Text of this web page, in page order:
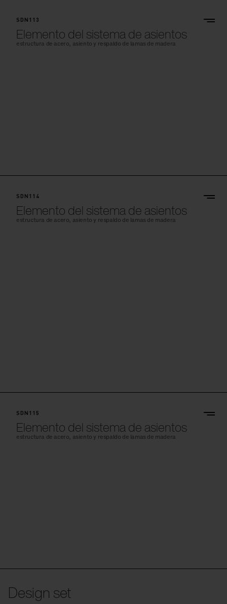
SDN113
Elemento del sistema de asientos
estructura de acero, asiento y respaldo de lamas de madera
SDN114
Elemento del sistema de asientos
estructura de acero, asiento y respaldo de lamas de madera
SDN115
Elemento del sistema de asientos
estructura de acero, asiento y respaldo de lamas de madera
Design set